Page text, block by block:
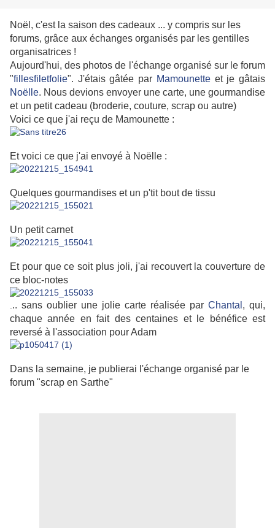
Noël, c'est la saison des cadeaux ... y compris sur les
forums, grâce aux échanges organisés par les gentilles
organisatrices !
Aujourd'hui, des photos de l'échange organisé sur le forum
"fillesfiletfolie". J'étais gâtée par Mamounetteet je gâtais
Noëlle. Nous devions envoyer une carte, une gourmandise
et un petit cadeau (broderie, couture, scrap ou autre)
Voici ce que j'ai reçu de Mamounette :
Et voici ce que j'ai envoyé à Noëlle :
Quelques gourmandises et un p'tit bout de tissu
Un petit carnet
Et pour que ce soit plus joli, j'ai recouvert la couverture de
ce bloc-notes
.. sans oublier une jolie carte réalisée par Chantal , qui,
chaque année en fait des centaines et le bénéfice est
reversé à l'association pour Adam
Dans la semaine, je publierai l'échange organisé par le
forum "scrap en Sarthe"